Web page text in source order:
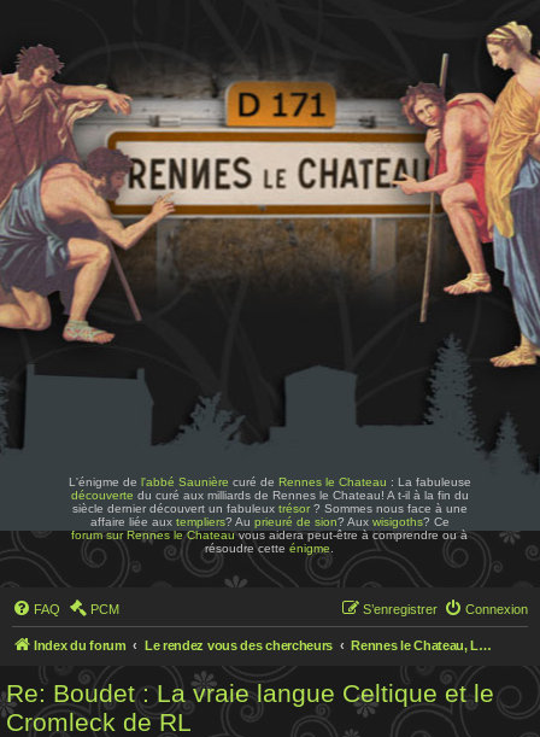
L'énigme de l'abbé Saunière curé de Rennes le Chateau : La fabuleuse
découverte du curé aux milliards de Rennes le Chateau! A t-il à la fin du
siècle dernier découvert un fabuleux trésor? Sommes nous face à une
affaire liée aux templiers? Au prieuré de sion? Aux wisigoths? Ce
forum sur Rennes le Chateauvous aidera peut-être à comprendre ou à
résoudre cetteénigme
FAQ PCM Connexion
S’enregistrer
Index du forum Le rendez vous des chercheurs Rennes le Chateau, Le rendez-vous des chercheurs
Re: Boudet : La vraie langue Celtique et le
Cromleck de RL